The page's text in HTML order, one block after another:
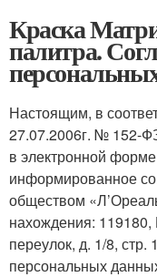
Краска
палитра.
Настоящим, в
27.07.2006г. № 152-
в электронной
информированное
обществом
нахождения: 119180,
переулок, д. 1/8,
персональных